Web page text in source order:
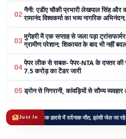
02 नैनी: एडीए चौकी प्रभारी लेखपाल सिंह और
रामानंद विश्वकर्मा का भव्य नागरिक अभिनंदन;
03मुगेहरी में एक सप्ताह से जला पड़ा
ग्रामीण परेशान; शिकायत के बाद भी नहीं
04पेपर लीक से सबक- पेपर-NTA के दफ्तर की
7.5 करोड़ का टेंडर जारी
05ड्रोन से निगरानी, कांवड़ियों से सौम्य
Just In
सड़क हादसे में दर्दनाक मौत, झांसी जेल जा रहे थे परिवार से